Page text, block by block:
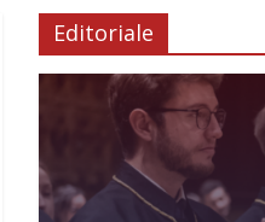
Editoriale